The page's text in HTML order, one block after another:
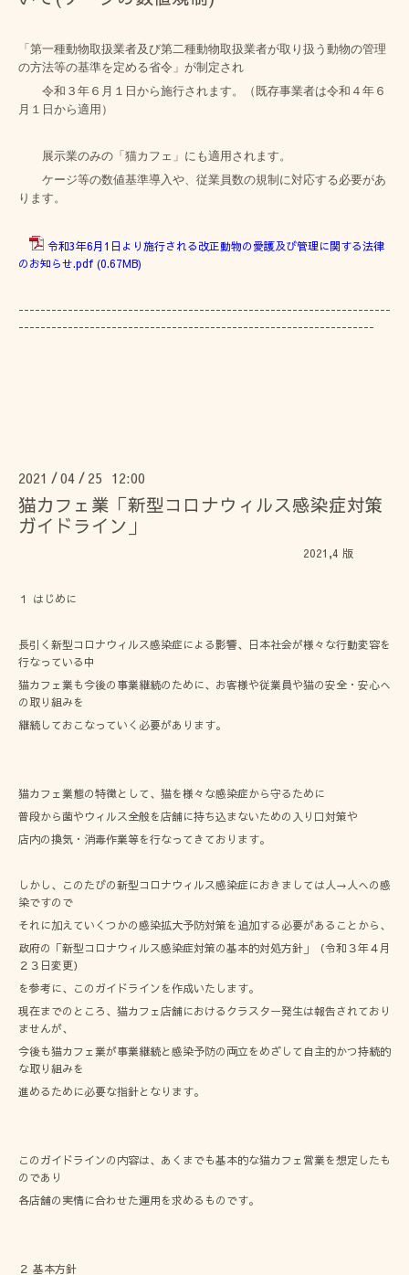
「第一種動物取扱業者及び第二種動物取扱業者が取り扱う動物の管理
の方法等の基準を定める省令」が制定され
令和３年６月１日から施行されます。
（既存事業者は令和４年６
月１日から適用）
展示業のみの「猫カフェ」にも適用されます。
ケージ等の数値基準導入や、従業員数の規制に対応する必要があ
ります。
令和3年6月1日より施行される改正動物の愛護及び管理に関する法律
のお知らせ.pdf (0.67MB)
--------------------------------------------------------------------
-----------------------------------------------------------------
2021 /04 / 25 12:00
猫カフェ業「新型コロナウィルス感染症対策
ガイドライン」
2021,4 版
１ はじめに
長引く新型コロナウィルス感染症による影響、日本社会が様々な行動変容を
行なっている中
猫カフェ業も今後の事業継続のために、お客様や従業員や猫の安全・安心へ
の取り組みを
継続しておこなっていく必要があります。
猫カフェ業態の特徴として、猫を様々な感染症から守るために
普段から菌やウィルス全般を店舗に持ち込まないための入り口対策や
店内の換気・消毒作業等を行なってきております。
しかし、このたびの新型コロナウィルス感染症におきましては人→人への感
染ですので
それに加えていくつかの感染拡大予防対策を追加する必要があることから、
政府の「新型コロナウィルス感染症対策の基本的対処方針」（令和３年４月
２３日変更）
を参考に、このガイドラインを作成いたします。
現在までのところ、猫カフェ店舗におけるクラスター発生は報告されており
ませんが、
今後も猫カフェ業が事業継続と感染予防の両立をめざして自主的かつ持続的
な取り組みを
進めるために必要な指針となります。
このガイドラインの内容は、あくまでも基本的な猫カフェ営業を想定したも
のであり
各店舗の実情に合わせた運用を求めるものです。
２ 基本方針